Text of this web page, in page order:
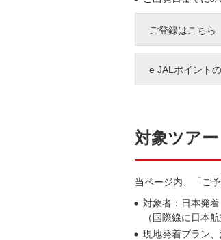
ご登録はこちら
e JALポイント
対象ツアー
当ページ内、「ご
対象者：日本発
（国際線に日本
現地発着プラン